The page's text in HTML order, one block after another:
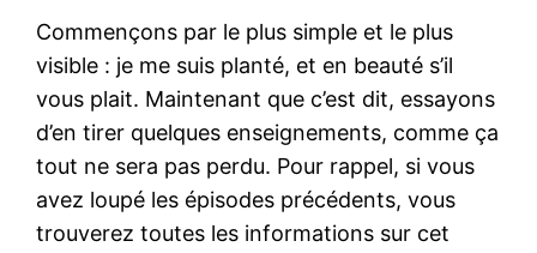
Commençons par le plus simple et le plus
visible : je me suis planté, et en beauté s’il
vous plait. Maintenant que c’est dit, essayons
d’en tirer quelques enseignements, comme ça
tout ne sera pas perdu. Pour rappel, si vous
avez loupé les épisodes précédents, vous
trouverez toutes les informations sur cet